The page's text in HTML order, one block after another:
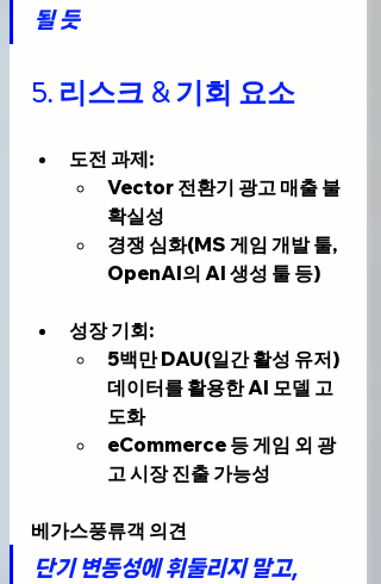
될 듯
5. 리스크 & 기회 요소
도전 과제:
Vector 전환기 광고 매출 불
확실성
경쟁 심화(MS 게임 개발 툴,
OpenAI의 AI 생성 툴 등)
성장 기회:
5백만 DAU(일간 활성 유저)
데이터를 활용한 AI 모델 고
도화
eCommerce 등 게임 외 광
고 시장 진출 가능성
베가스풍류객 의견
단기 변동성에 휘둘리지 말고,